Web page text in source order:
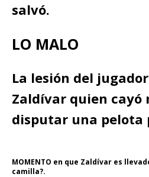
salvó.
LO MALO
La lesión del
Zaldívar quien cayó
disputar una pelota
MOMENTO en que Zaldívar es
camilla?.